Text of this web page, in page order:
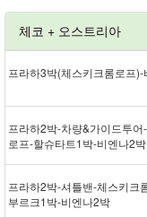
체코 + 오스트리아
프라하 3박(체스키크롬로프) -
프라하 2박 - 차량&가이드투어
로프 - 할슈타트 1박 - 비엔나 2박
프라하 2박 - 셔틀 밴 - 체스키크
부르크 1박 - 비엔나 2박